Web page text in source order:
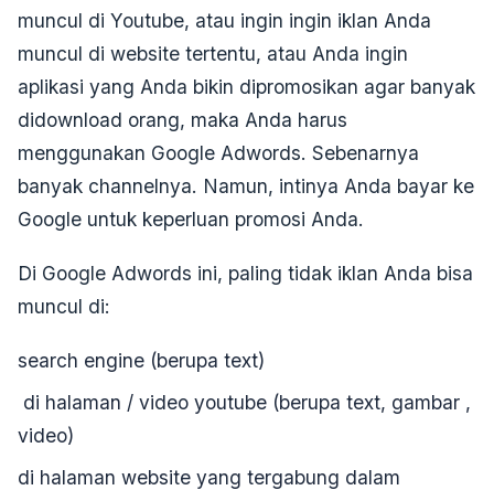
muncul di Youtube, atau ingin ingin iklan Anda
muncul di website tertentu, atau Anda ingin
aplikasi yang Anda bikin dipromosikan agar banyak
didownload orang, maka Anda harus
menggunakan Google Adwords. Sebenarnya
banyak channelnya. Namun, intinya Anda bayar ke
Google untuk keperluan promosi Anda.
Di Google Adwords ini, paling tidak iklan Anda bisa
muncul di:
search engine (berupa text)
di halaman / video youtube (berupa text, gambar ,
video)
di halaman website yang tergabung dalam